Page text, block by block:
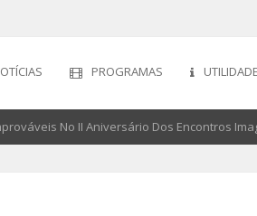
PROGRAMAS
No II Aniversário Dos Encontros